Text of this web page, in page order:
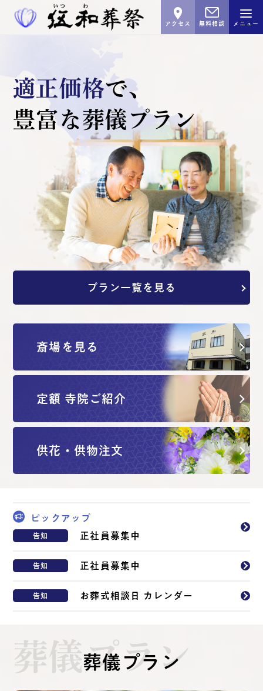
メニュー
無料相談
アクセス
適正価格で､
豊富な葬儀プラン
プラン一覧を見る
斎場を見る
定額 寺院ご紹介
供花・供物注文
ピックアップ
告知 正社員募集中
告知 正社員募集中
告知 お葬式相談日 カレンダー
葬儀プラン
葬儀プラン